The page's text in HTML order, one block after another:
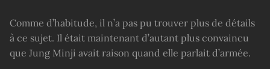
Comme d’habitude, il n’a pas pu trouver plus de détails
à ce sujet. Il était maintenant d’autant plus convaincu
que Jung Minji avait raison quand elle parlait d’armée.